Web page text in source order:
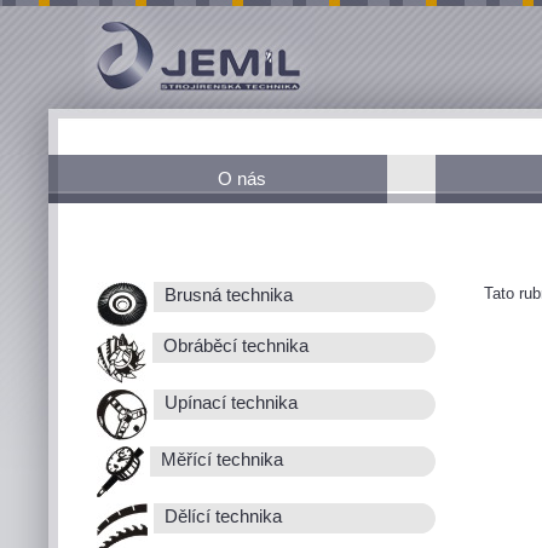
O nás
Brusná technika
Obráběcí technika
Upínací technika
Měřící technika
Dělící technika
Tato